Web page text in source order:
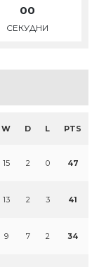
00
СЕКУДНИ
W D L PTS
15 2 0 47
13 2 3 41
9 7 2 34